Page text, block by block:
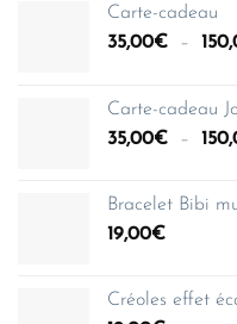
Carte-cadeau
35,00€ –
Carte-cadeau
35,00€ –
Bracelet Bibi
19,00€
Créoles effet